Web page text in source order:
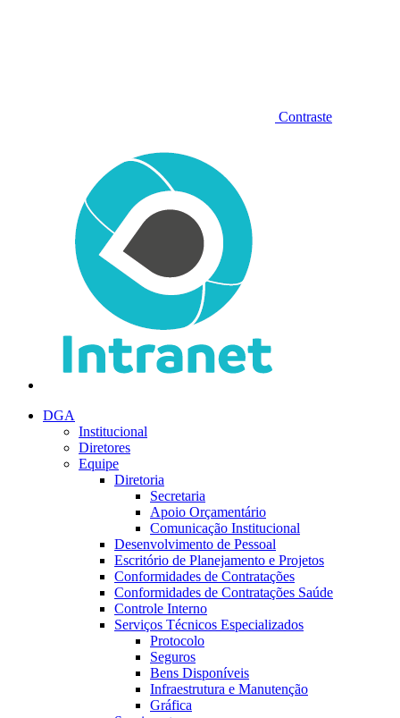
Contraste
DGA
Institucional
Diretores
Equipe
Diretoria
Secretaria
Apoio Orçamentário
Comunicação Institucional
Desenvolvimento de Pessoal
Escritório de Planejamento e Projetos
Conformidades de Contratações
Conformidades de Contratações Saúde
Controle Interno
Serviços Técnicos Especializados
Protocolo
Seguros
Bens Disponíveis
Infraestrutura e Manutenção
Gráfica